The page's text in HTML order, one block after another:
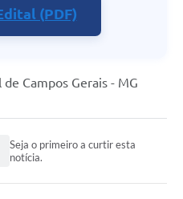
(PDF)
Campos Gerais - MG
Seja o primeiro a curtir esta
notícia.